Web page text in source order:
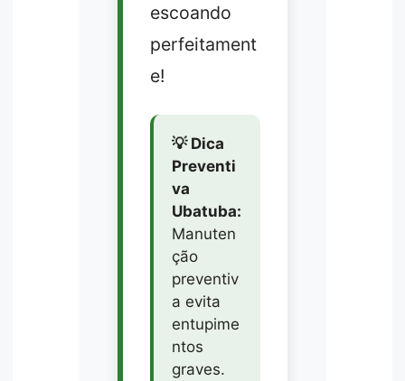
escoando
perfeitament
e!
💡 Dica
Preventi
va
Ubatuba:
Manuten
ção
preventiv
a evita
entupime
ntos
graves.